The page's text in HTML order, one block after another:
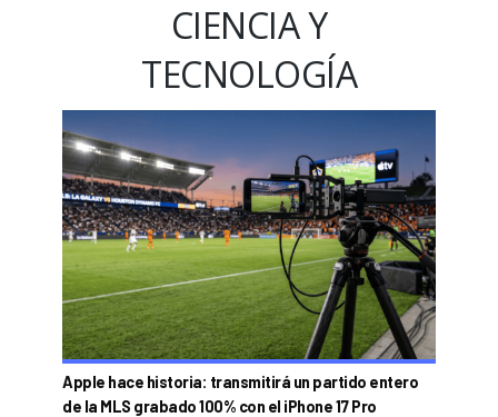
CIENCIA Y
TECNOLOGÍA
Apple hace historia: transmitirá un partido entero
de la MLS grabado 100% con el iPhone 17 Pro